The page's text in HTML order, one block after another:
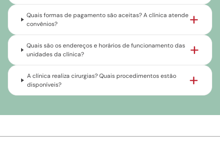
Quais formas de pagamento são aceitas? A clínica atende
convênios?
Quais são os endereços e horários de funcionamento das
unidades da clínica?
A clínica realiza cirurgias? Quais procedimentos estão
disponíveis?